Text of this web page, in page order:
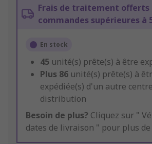
Frais de traitement offerts
commandes supérieures à
En stock
45 unité(s) prête(s) à être
Plus 86 unité(s) prête(s) à
expédiée(s) d'un autre
distribution
Besoin de plus? Cliquez sur "
dates de livraison " pour plus